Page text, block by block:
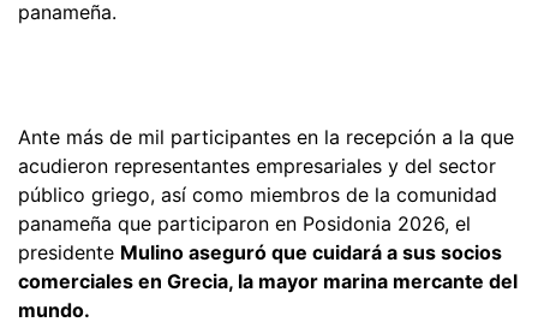
panameña.
Ante más de mil participantes en la recepción a la que
acudieron representantes empresariales y del sector
público griego, así como miembros de la comunidad
panameña que participaron en Posidonia 2026, el
presidente Mulino aseguró que cuidará a sus socios
comerciales en Grecia, la mayor marina mercante del
mundo.